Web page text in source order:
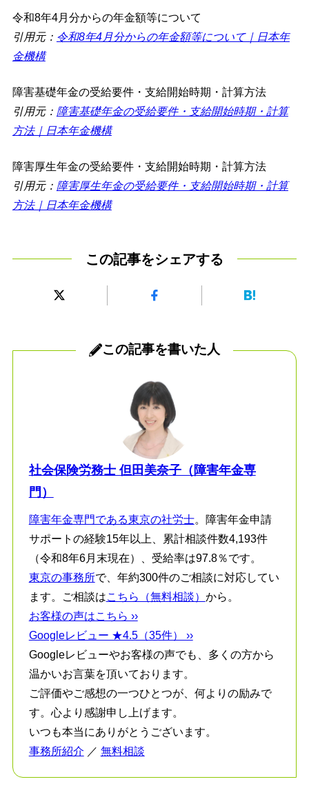
令和8年4月分からの年金額等について
引用元： 令和8年4月分からの年金額等について｜日本年
金機構
障害基礎年金の受給要件・支給開始時期・計算方法
引用元： 障害基礎年金の受給要件・支給開始時期・計算
方法｜日本年金機構
障害厚生年金の受給要件・支給開始時期・計算方法
引用元： 障害厚生年金の受給要件・支給開始時期・計算
方法｜日本年金機構
この記事をシェアする
この記事を書いた人
社会保険労務士 但田美奈子（障害年金専
門）
障害年金専門である東京の社労士。障害年金申請
サポートの経験15年以上、累計相談件数4,193件
（令和8年6月末現在）、受給率は97.8％です。
東京の事務所で、年約300件のご相談に対応してい
ます。ご相談はこちら（無料相談） から。
お客様の声はこちら ››
Googleレビュー ★4.5（35件） ››
Googleレビューやお客様の声でも、多くの方から
温かいお言葉を頂いております。
ご評価やご感想の一つひとつが、何よりの励みで
す。心より感謝申し上げます。
いつも本当にありがとうございます。
事務所紹介 ／ 無料相談